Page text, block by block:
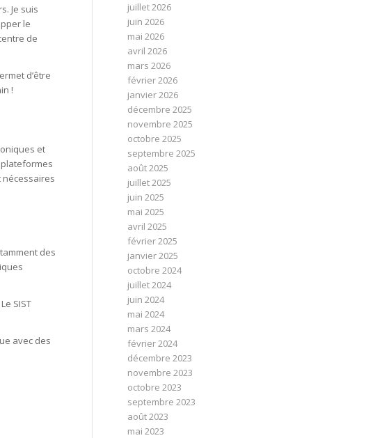
Je suis
le
de
d’être
!
et
nécessaires
des
SIST
avec des
juillet 2026
juin 2026
mai 2026
avril 2026
mars 2026
février 2026
janvier 2026
décembre 2025
novembre 2025
octobre 2025
septembre 2025
août 2025
juillet 2025
juin 2025
mai 2025
avril 2025
février 2025
janvier 2025
octobre 2024
juillet 2024
juin 2024
mai 2024
mars 2024
février 2024
décembre 2023
novembre 2023
octobre 2023
septembre 2023
août 2023
mai 2023